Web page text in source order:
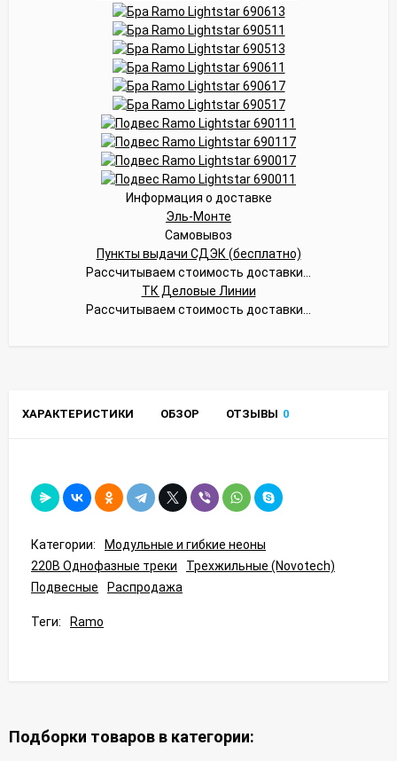
Информация о доставке
Эль-Монте
Самовывоз
Пункты выдачи СДЭК (бесплатно)
Рассчитываем стоимость доставки...
ТК Деловые Линии
Рассчитываем стоимость доставки...
ХАРАКТЕРИСТИКИ ОБЗОР ОТЗЫВЫ 0
Категории:
Модульные и гибкие неоны
220В Однофазные треки
Трехжильные (Novotech)
Подвесные
Распродажа
Теги: Ramo
Подборки товаров в категории: